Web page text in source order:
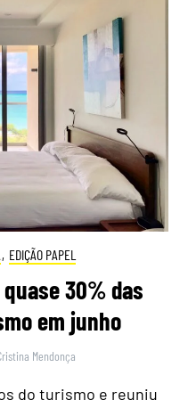
, EDIÇÃO PAPEL
30% das
em junho
Mendonça
do turismo e reuniu